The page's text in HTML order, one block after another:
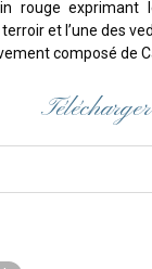
rouge
et l’une des
composé de